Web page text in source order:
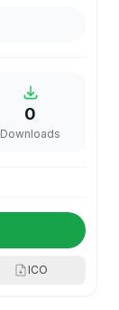
0
Downloads
ICO